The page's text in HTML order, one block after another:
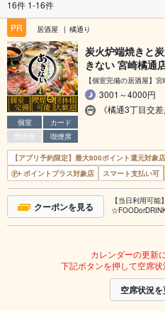
16件 1-16件
PR
居酒屋 橘通り
個室
カード
禁煙席
喫煙席
炭火炉端焼きと
きない 宮崎橘通
【個室完備の居酒屋】
3001～4000円
《橘通3丁目交
【アプリ予約限定】最大800ポイント還元対象店
ポイントプラス対象店
スマート支払い可
クーポンを見る
【当日利用可
カレンダーの更新
下記ボタンを押して空席状
空席状況